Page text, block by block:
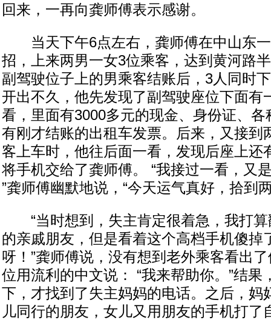
回来，一再向龚师傅表示感谢。
当天下午6点左右，龚师傅在中山东一
招，上来两男一女3位乘客，达到黄河路
副驾驶位子上的男乘客结账后，3人同时
开出不久，他先发现了副驾驶座位下面有
看，里面有3000多元的现金、身份证、
有刚才结账的出租车发票。后来，又接到
客上车时，他往后面一看，发现后座上还
将手机交给了龚师傅。 “我接过一看，又
”龚师傅幽默地说，“今天运气真好，拾到
“当时想到，失主肯定很着急，我打算
的亲戚朋友，但是看着这个高档手机傻掉
呀！”龚师傅说，没有想到老外乘客看出
位用流利的中文说： “我来帮助你。”结果
下，才找到了失主妈妈的电话。之后，妈
儿同行的朋友，女儿又用朋友的手机打了